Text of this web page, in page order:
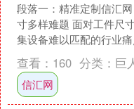
段落一：精准定制信汇
寸多样难题 面对工件尺
集设备难以匹配的行业
环保依托专利技术推出可
集房。通过模块化结构
查看： 160 分类： 巨
信汇网